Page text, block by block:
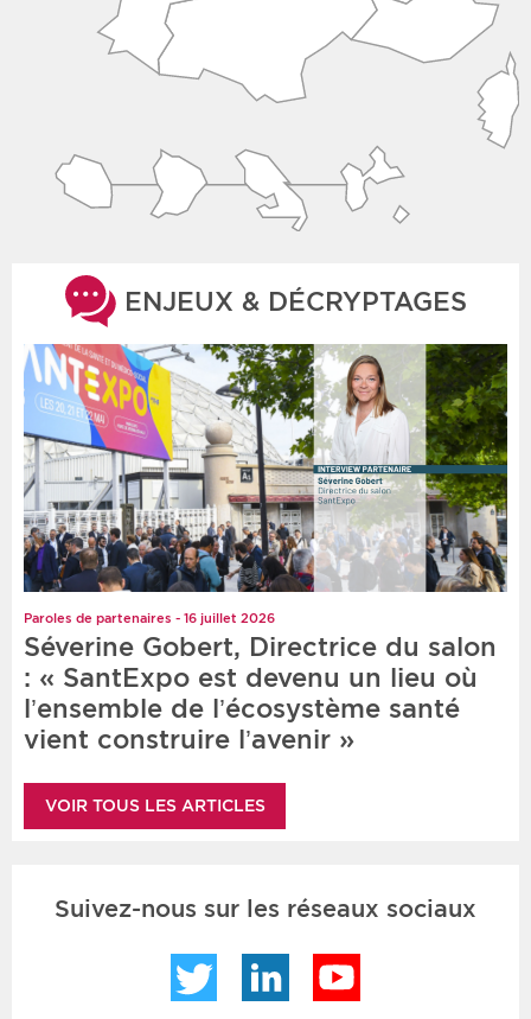
ENJEUX & DÉCRYPTAGES
Paroles de partenaires - 16 juillet 2026
Séverine Gobert, Directrice du salon
: « SantExpo est devenu un lieu où
l’ensemble de l’écosystème santé
vient construire l’avenir »
VOIR TOUS LES ARTICLES
Suivez-nous sur les réseaux sociaux
Twitter LinkedIn